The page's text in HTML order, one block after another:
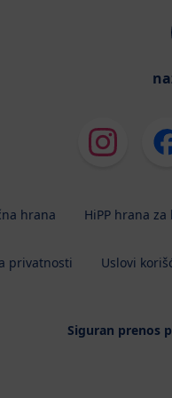
hrana HiPP hrana za
privatnosti Uslovi
Siguran prenos